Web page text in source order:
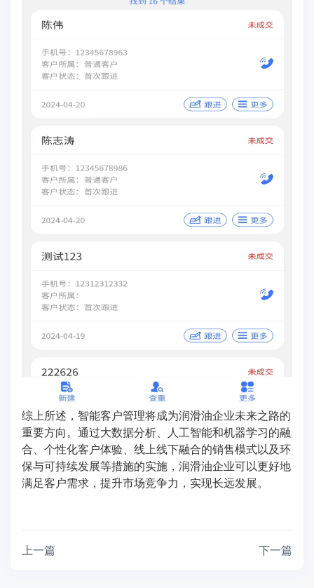
综上所述，智能客户管理将成为润滑油企业未来之路的
重要方向。通过大数据分析、人工智能和机器学习的融
合、个性化客户体验、线上线下融合的销售模式以及环
保与可持续发展等措施的实施，润滑油企业可以更好地
满足客户需求，提升市场竞争力，实现长远发展。
上一篇 下一篇